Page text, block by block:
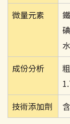
微量元素
成份分析
技術添加劑